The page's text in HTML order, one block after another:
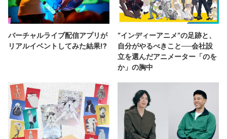
バーチャルライブ配信アプリが
リアルイベントしてみた結果!?
“インディーアニメ“の足跡と、
自分がやるべきこと──会社設
立を選んだアニメーター「のを
か」の胸中